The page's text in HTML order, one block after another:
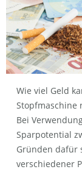
Wie viel Geld
Stopfmaschine
Bei
Sparpotential
Gründen dafür
verschiedener